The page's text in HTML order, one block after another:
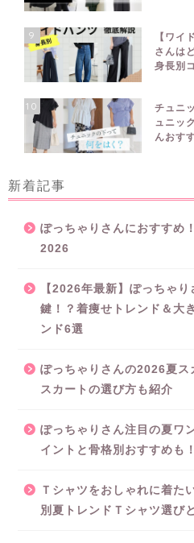
9
【ワイ
さんは
身長別
10
チュニ
ュニッ
んおす
新着記事
ぽっちゃりさんにおすすめ
2026
【2026年最新】ぽっちゃ
鍵！？着痩せトレンド＆大
ンド6選
ぽっちゃりさんの2026夏ス
スカートの選び方も紹介
ぽっちゃりさん注目の夏ワ
イントと骨格別おすすめも！
Ｔシャツをおしゃれに着た
別夏トレンドＴシャツ選び